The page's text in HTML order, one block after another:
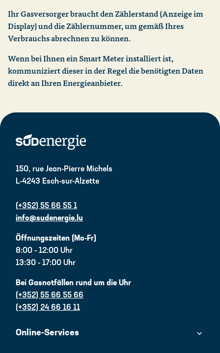
Ihr Gasversorger braucht den Zählerstand (Anzeige im
Display) und die Zählernummer, um gemäß Ihres
Verbrauchs abrechnen zu können.
Wenn bei Ihnen ein Smart Meter installiert ist,
kommuniziert dieser in der Regel die benötigten Daten
direkt an Ihren Energieanbieter.
150, rue Jean-Pierre Michels
L-4243 Esch-sur-Alzette
(+352) 55 66 55 1
info@sudenergie.lu
Öffnungszeiten (Mo-Fr)
8:00 - 12:00 Uhr
13:30 - 17:00 Uhr
Bei Gasnotfällen rund um die Uhr
(+352) 55 66 55 66
(+352) 24 66 16 11
Online-Services